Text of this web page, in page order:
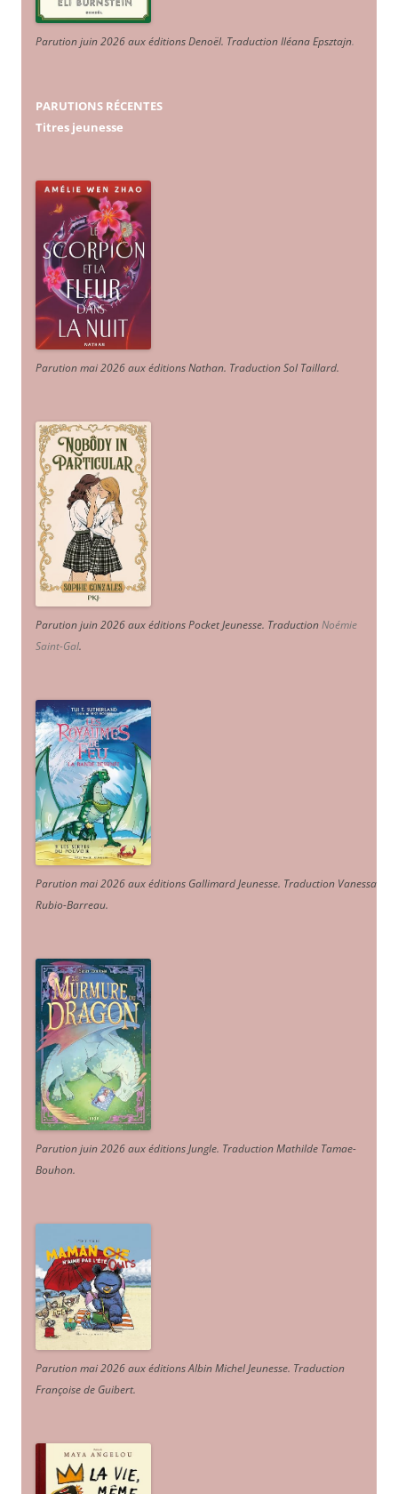
Parution juin 2026 aux éditions Denoël. Traduction Iléana Epsztajn.
PARUTIONS RÉCENTES
Titres jeunesse
Parution mai 2026 aux éditions Nathan. Traduction Sol Taillard.
Parution juin 2026 aux éditions Pocket Jeunesse. TraductionNoémie
Saint-Gal.
Parution mai 2026 aux éditions Gallimard Jeunesse. Traduction Vanessa
Rubio-Barreau.
Parution juin 2026 aux éditions Jungle. Traduction Mathilde Tamae-
Bouhon.
Parution mai 2026 aux éditions Albin Michel Jeunesse. Traduction
Françoise de Guibert.